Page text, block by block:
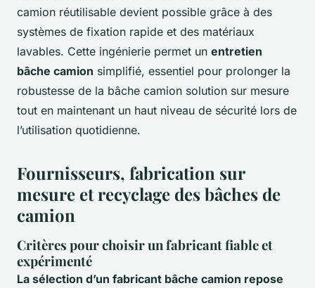
camion réutilisable devient possible grâce à des
systèmes de fixation rapide et des matériaux
lavables. Cette ingénierie permet un entretien
bâche camion simplifié, essentiel pour prolonger la
robustesse de la bâche camion solution sur mesure
tout en maintenant un haut niveau de sécurité lors de
l’utilisation quotidienne.
Fournisseurs, fabrication sur
mesure et recyclage des bâches de
camion
Critères pour choisir un fabricant fiable et
expérimenté
La sélection d’un fabricant bâche camion repose